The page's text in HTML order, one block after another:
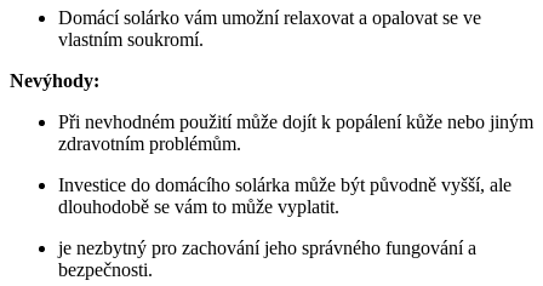
Domácí solárko vám umožní relaxovat a opalovat se ve
vlastním soukromí.
Nevýhody:
Při nevhodném použití může dojít k popálení kůže nebo jiným
zdravotním problémům.
Investice do domácího solárka může být původně vyšší, ale
dlouhodobě se vám to může vyplatit.
je nezbytný pro zachování jeho správného fungování a
bezpečnosti.